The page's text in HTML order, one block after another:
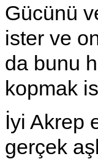
Gücünü
ister ve
da bunu
kopmak
İyi Akrep
gerçek